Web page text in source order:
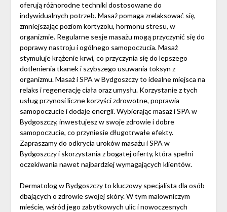
oferują różnorodne techniki dostosowane do
indywidualnych potrzeb. Masaż pomaga zrelaksować się,
zmniejszając poziom kortyzolu, hormonu stresu, w
organizmie. Regularne sesje masażu mogą przyczynić się do
poprawy nastroju i ogólnego samopoczucia. Masaż
stymuluje krążenie krwi, co przyczynia się do lepszego
dotlenienia tkanek i szybszego usuwania toksyn z
organizmu. Masaż i SPA w Bydgoszczy to idealne miejsca na
relaks i regenerację ciała oraz umysłu. Korzystanie z tych
usług przynosi liczne korzyści zdrowotne, poprawia
samopoczucie i dodaje energii. Wybierając masaż i SPA w
Bydgoszczy, inwestujesz w swoje zdrowie i dobre
samopoczucie, co przyniesie długotrwałe efekty.
Zapraszamy do odkrycia uroków masażu i SPA w
Bydgoszczy i skorzystania z bogatej oferty, która spełni
oczekiwania nawet najbardziej wymagających klientów.
Dermatolog w Bydgoszczy to kluczowy specjalista dla osób
dbających o zdrowie swojej skóry. W tym malowniczym
mieście, wśród jego zabytkowych ulic i nowoczesnych